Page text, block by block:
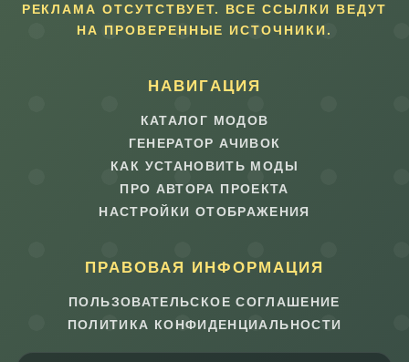
РЕКЛАМА ОТСУТСТВУЕТ. ВСЕ ССЫЛКИ ВЕДУТ
НА ПРОВЕРЕННЫЕ ИСТОЧНИКИ.
НАВИГАЦИЯ
КАТАЛОГ МОДОВ
ГЕНЕРАТОР АЧИВОК
КАК УСТАНОВИТЬ МОДЫ
ПРО АВТОРА ПРОЕКТА
НАСТРОЙКИ ОТОБРАЖЕНИЯ
ПРАВОВАЯ ИНФОРМАЦИЯ
ПОЛЬЗОВАТЕЛЬСКОЕ СОГЛАШЕНИЕ
ПОЛИТИКА КОНФИДЕНЦИАЛЬНОСТИ